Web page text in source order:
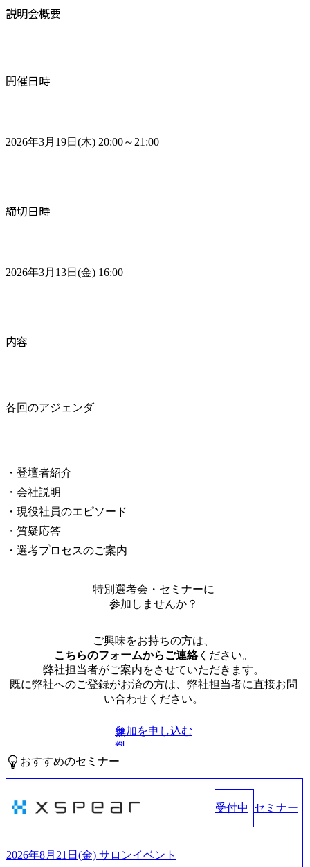
説明会概要
開催日時
2026年3月19日(木) 20:00～21:00
締切日時
2026年3月13日(金) 16:00
内容
各回のアジェンダ
・登壇者紹介
・会社説明
・現役社員のエピソード
・質疑応答
・選考プロセスのご案内
特別選考会・セミナーに
参加しませんか？
ご興味をお持ちの方は、
こちらのフォームからご連絡ください。
弊社担当者がご案内をさせていただきます。
既に弊社へのご登録がお済の方は、弊社担当者に直接お問
い合わせください。
無
料
参加を申し込む
おすすめのセミナー
受付中 セミナー
2026年8月21日(金) サロンイベント